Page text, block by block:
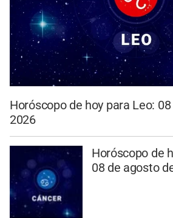
Horóscopo de hoy para Leo:
2026
Horóscopo de
08 de agosto